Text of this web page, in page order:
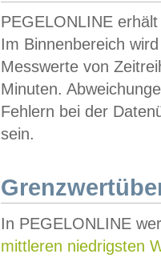
PEGELONLINE
Im Binnenbereich
Messwerte von
Minuten.
Fehlern bei der
sein.
In PEGELONLINE
mittleren niedrigsten